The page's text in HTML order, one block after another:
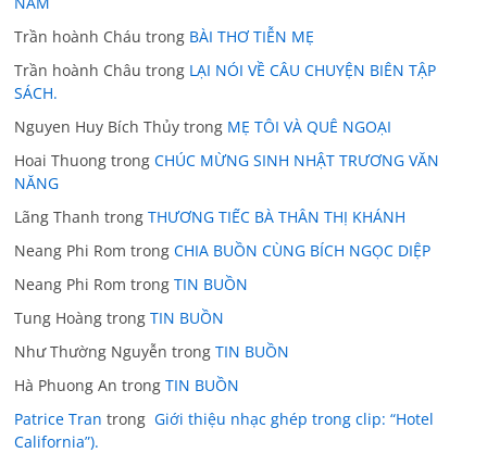
Trần hoành Cháu trong BÀI THƠ TIỄN MẸ
Trần hoành Châu trong LẠI NÓI VỀ CÂU CHUYỆN BIÊN TẬP
SÁCH.
Nguyen Huy Bích Thủy trong MẸ TÔI VÀ QUÊ NGOẠI
Hoai Thuong trongCHÚC MỪNG SINH NHẬT TRƯƠNG VĂN
NĂNG
Lãng Thanh trongTHƯƠNG TIẾC BÀ THÂN THỊ KHÁNH
Neang Phi Rom trongCHIA BUỒN CÙNG BÍCH NGỌC DIỆP
Neang Phi Rom trongTIN BUỒN
Tung Hoàng trongTIN BUỒN
Như Thường Nguyễn trongTIN BUỒN
Hà Phuong An trongTIN BUỒN
Patrice Tran trong Giới thiệu nhạc ghép trong clip: “Hotel
California”).